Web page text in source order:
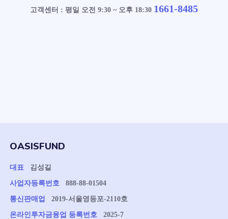
고객센터 : 평일 오전 9:30 ~ 오후 18:30 1661-8485
OASISFUND
대표 김성길
사업자등록번호 888-88-01504
통신판매업 2019-서울영등포-2110호
온라인투자금융업 등록번호 2025-7